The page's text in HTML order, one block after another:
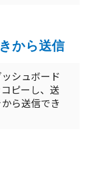
から送信
シュボード
ピーし、送
ら送信でき